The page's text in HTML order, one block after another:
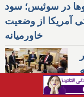
در سوئیس؛ سود
آمریکا از وضعیت
خاورمیانه